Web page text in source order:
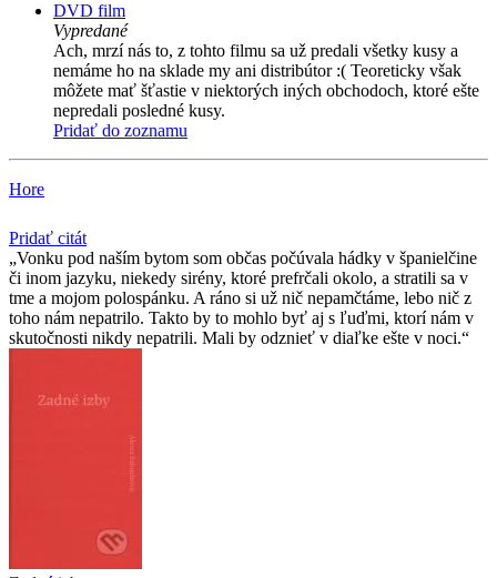
DVD film
Vypredané
Ach, mrzí nás to, z tohto filmu sa už predali všetky kusy a
nemáme ho na sklade my ani distribútor :( Teoreticky však
môžete mať šťastie v niektorých iných obchodoch, ktoré ešte
nepredali posledné kusy.
Pridať do zoznamu
Hore
Pridať citát
Vonku pod naším bytom som občas počúvala hádky v španielčine
či inom jazyku, niekedy sirény, ktoré prefrčali okolo, a stratili sa v
tme a mojom polospánku. A ráno si už nič nepamčtáme, lebo nič z
toho nám nepatrilo. Takto by to mohlo byť aj s ľuďmi, ktorí nám v
skutočnosti nikdy nepatrili. Mali by odznieť v diaľke ešte v noci.